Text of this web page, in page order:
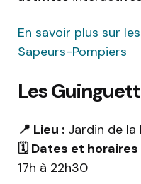
En savoir plus sur
Sapeurs-Pompiers
Les
📍 Lieu : Jardin de la
🗓️ Dates et horaires
17h à 22h30